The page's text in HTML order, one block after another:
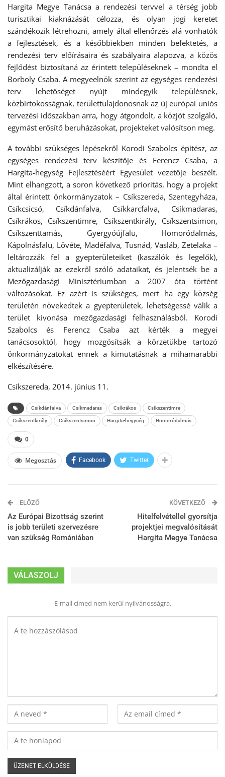
Hargita Megye Tanácsa a rendezési tervvel a térség jobb
turisztikai kiaknázását célozza, és olyan jogi keretet
szándékozik létrehozni, amely által ellenőrzés alá vonhatók
a fejlesztések, és a későbbiekben minden befektetés, a
rendezési terv előírásaira és szabályaira alapozva, a közös
fejlődést biztosítaná az érintett településeknek – mondta el
Borboly Csaba. A megyeelnök szerint az egységes rendezési
terv lehetőséget nyújt mindegyik településnek,
közbirtokosságnak, területtulajdonosnak az új európai uniós
tervezési időszakban arra, hogy átgondolt, a közjót szolgáló,
egymást erősítő beruházásokat, projekteket valósítson meg.
A további szükséges lépésekről Korodi Szabolcs építész, az
egységes rendezési terv készítője és Ferencz Csaba, a
Hargita-hegység Fejlesztéséért Egyesület vezetője beszélt.
Mint elhangzott, a soron következő prioritás, hogy a projekt
által érintett önkormányzatok – Csíkszereda, Szentegyháza,
Csíkcsicsó, Csíkdánfalva, Csíkkarcfalva, Csíkmadaras,
Csíkrákos, Csíkszentimre, Csíkszentkirály, Csíkszentsimon,
Csíkszenttamás, Gyergyóújfalu, Homoródalmás,
Kápolnásfalu, Lövéte, Madéfalva, Tusnád, Vasláb, Zetelaka –
leltározzák fel a gyepterületeiket (kaszálók és legelők),
aktualizálják az ezekről szóló adataikat, és jelentsék be a
Mezőgazdasági Minisztériumban a 2007 óta történt
változásokat. Ez azért is szükséges, mert ha egy község
területén növekedtek a gyepterületek, lehetségessé válik a
terület kivonása mezőgazdasági felhasználásból. Korodi
Szabolcs és Ferencz Csaba azt kérték a megyei
tanácsosoktól, hogy mozgósítsák a körzetükbe tartozó
önkormányzatokat ennek a kimutatásnak a mihamarabbi
elkészítésére.
Csíkszereda, 2014. június 11.
Csíkdánfalva Csíkmadaras Csíkrákos Csíkszentimre
Csíkszentkirály Csíkszentsimon Hargita-hegység Homoródalmás
0
Megosztás Facebook Twitter
ELŐZŐ
Az Európai Bizottság szerint
is jobb területi szervezésre
van szükség Romániában
KÖVETKEZŐ
Hitelfelvétellel gyorsítja
projektjei megvalósítását
Hargita Megye Tanácsa
VÁLASZOLJ
E-mail címed nem kerül nyilvánosságra.